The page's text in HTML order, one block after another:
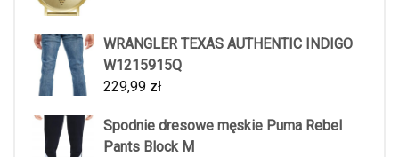
WRANGLER TEXAS AUTHENTIC INDIGO
W1215915Q
229,99 zł
Spodnie dresowe męskie Puma Rebel
Pants Block M